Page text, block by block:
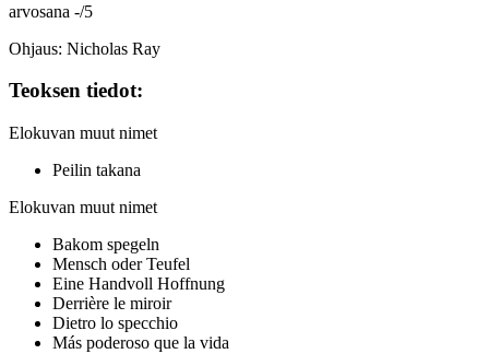
arvosana -/5
Ohjaus: Nicholas Ray
Teoksen tiedot:
Elokuvan muut nimet
Peilin takana
Elokuvan muut nimet
Bakom spegeln
Mensch oder Teufel
Eine Handvoll Hoffnung
Derrière le miroir
Dietro lo specchio
Más poderoso que la vida